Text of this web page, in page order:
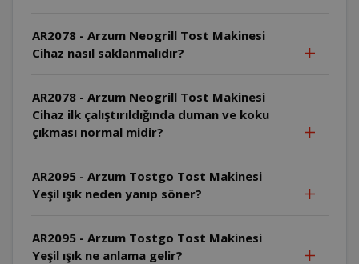
AR2078 - Arzum Neogrill Tost Makinesi
Cihaz nasıl saklanmalıdır?
AR2078 - Arzum Neogrill Tost Makinesi
Cihaz ilk çalıştırıldığında duman ve koku
çıkması normal midir?
AR2095 - Arzum Tostgo Tost Makinesi
Yeşil ışık neden yanıp söner?
AR2095 - Arzum Tostgo Tost Makinesi
Yeşil ışık ne anlama gelir?